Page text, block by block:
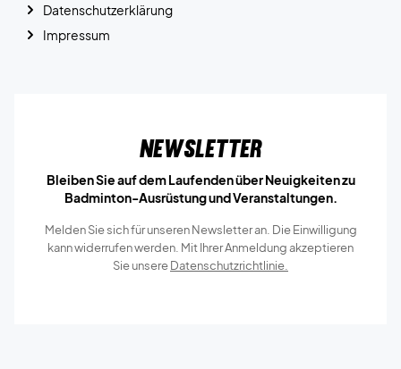
Datenschutzerklärung
Impressum
Newsletter
Bleiben Sie auf dem Laufenden über Neuigkeiten zu
Badminton-Ausrüstung und Veranstaltungen.
Melden Sie sich für unseren Newsletter an. Die Einwilligung
kann widerrufen werden. Mit Ihrer Anmeldung akzeptieren
Sie unsereDatenschutzrichtlinie.